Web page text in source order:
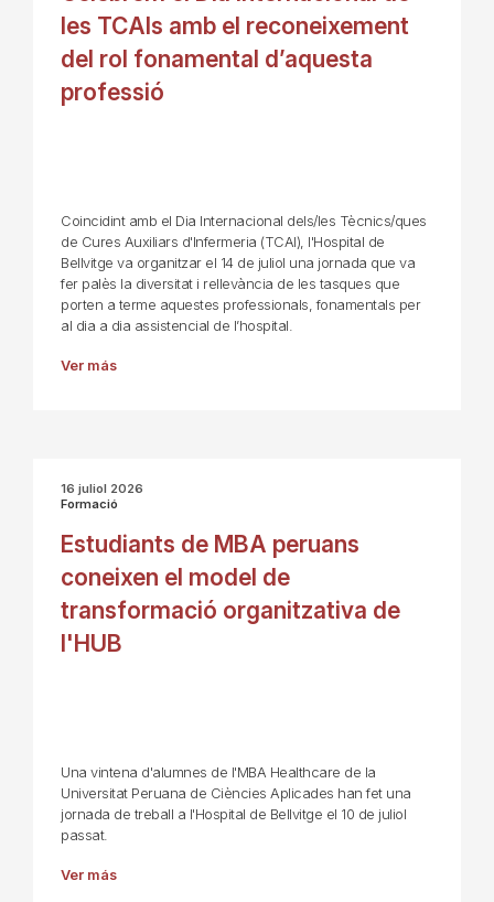
les TCAIs amb el reconeixement
del rol fonamental d’aquesta
professió
Coincidint amb el Dia Internacional dels/les Tècnics/ques
de Cures Auxiliars d'Infermeria (TCAI), l'Hospital de
Bellvitge va organitzar el 14 de juliol una jornada que va
fer palès la diversitat i rellevància de les tasques que
porten a terme aquestes professionals, fonamentals per
al dia a dia assistencial de l’hospital.
Ver más
16 juliol 2026
Formació
Estudiants de MBA peruans
coneixen el model de
transformació organitzativa de
l'HUB
Una vintena d'alumnes de l'MBA Healthcare de la
Universitat Peruana de Ciències Aplicades han fet una
jornada de treball a l'Hospital de Bellvitge el 10 de juliol
passat.
Ver más